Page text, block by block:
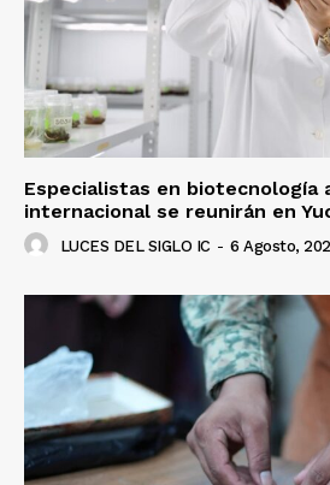
Especialistas en biotecnología
internacional se reunirán en
LUCES DEL SIGLO IC - 6 Agosto,